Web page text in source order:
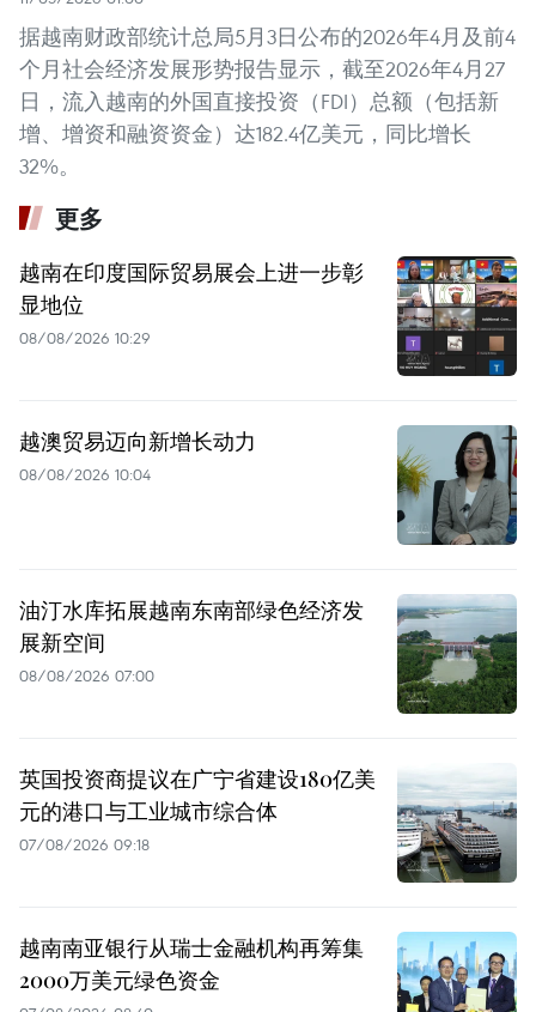
据越南财政部统计总局5月3日公布的2026年4月及前4
个月社会经济发展形势报告显示，截至2026年4月27
日，流入越南的外国直接投资（FDI）总额（包括新
增、增资和融资资金）达182.4亿美元，同比增长
32%。
更多
越南在印度国际贸易展会上进一步彰
显地位
08/08/2026 10:29
越澳贸易迈向新增长动力
08/08/2026 10:04
油汀水库拓展越南东南部绿色经济发
展新空间
08/08/2026 07:00
英国投资商提议在广宁省建设180亿美
元的港口与工业城市综合体
07/08/2026 09:18
越南南亚银行从瑞士金融机构再筹集
2000万美元绿色资金